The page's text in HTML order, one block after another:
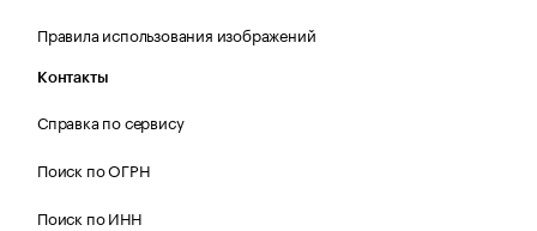
Правила использования изображений
Контакты
Справка по сервису
Поиск по ОГРН
Поиск по ИНН